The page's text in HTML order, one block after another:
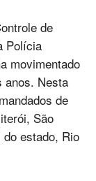
de
Polícia
movimentado
anos. Nesta
de
São
estado, Rio